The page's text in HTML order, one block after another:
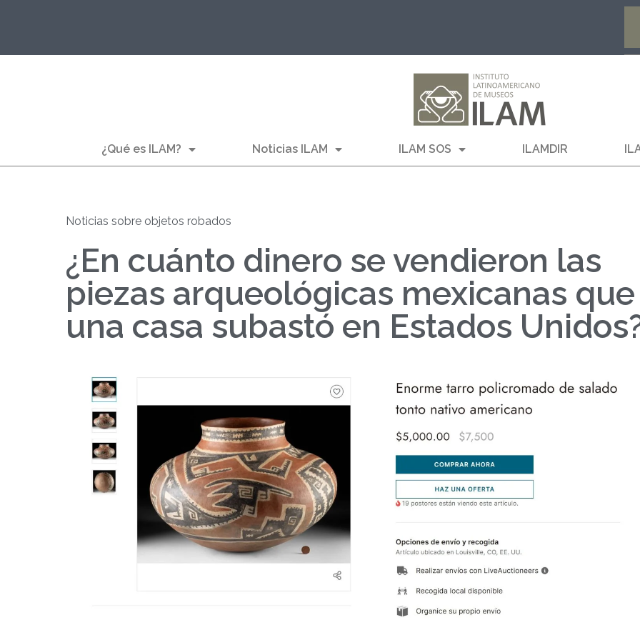
¿Qué es ILAM? Noticias ILAM ILAM SOS ILAMDIR
Noticias sobre objetos robados
¿En cuánto dinero se vendieron las
piezas arqueológicas mexicanas que
una casa subastó en Estados